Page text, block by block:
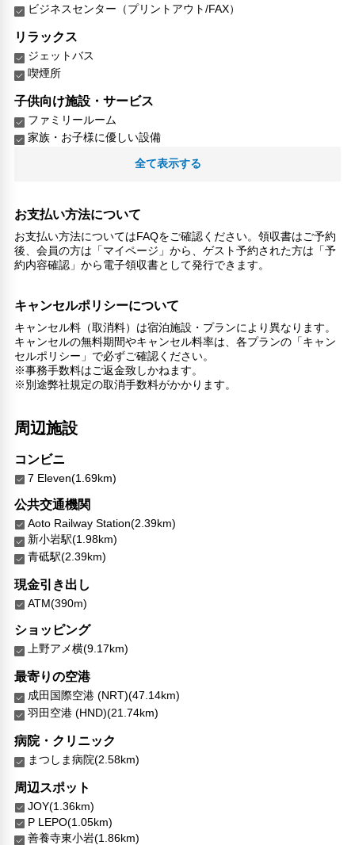
ビジネスセンター（プリントアウト/FAX）
リラックス
ジェットバス
喫煙所
子供向け施設・サービス
ファミリールーム
家族・お子様に優しい設備
館内施設・便利なサービス
対応言語
日本語
北京語
ロッカー
チェックイン/チェックアウト（プライベート）
リネン・衣類の湯洗い
共用筆記用具の設置なし
キャッシュレス支払いサービス
全て表示する
お支払い方法について
お支払い方法についてはFAQをご確認ください。領収書はご予約
後、会員の方は「マイページ」から、ゲスト予約された方は「予
約内容確認」から電子領収書として発行できます。
キャンセルポリシーについて
キャンセル料（取消料）は宿泊施設・プランにより異なります。
キャンセルの無料期間やキャンセル料率は、各プランの「キャン
セルポリシー」で必ずご確認ください。
※事務手数料はご返金致しかねます。
※別途弊社規定の取消手数料がかかります。
周辺施設
コンビニ
7 Eleven(1.69km)
公共交通機関
Aoto Railway Station(2.39km)
新小岩駅(1.98km)
青砥駅(2.39km)
現金引き出し
ATM(390m)
ショッピング
上野アメ横(9.17km)
最寄りの空港
成田国際空港 (NRT)(47.14km)
羽田空港 (HND)(21.74km)
病院・クリニック
まつしま病院(2.58km)
周辺スポット
JOY(1.36km)
P LEPO(1.05km)
善養寺東小岩(1.86km)